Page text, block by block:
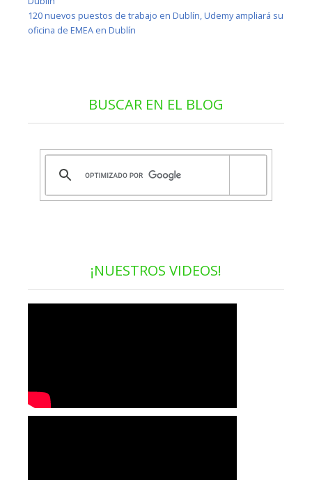
120 nuevos puestos de trabajo en Dublín, Udemy ampliará su
oficina de EMEA en Dublín
BUSCAR EN EL BLOG
¡NUESTROS VIDEOS!